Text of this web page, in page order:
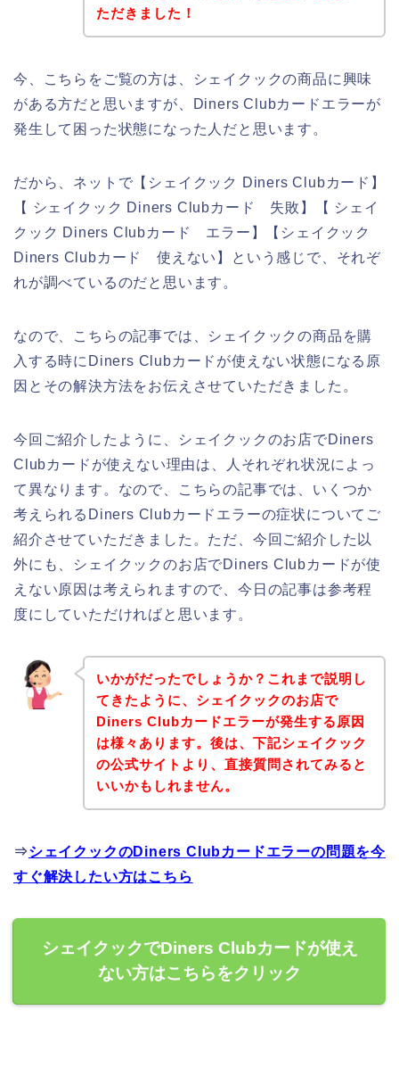
ただきました！
今、こちらをご覧の方は、シェイクックの商品に興味
がある方だと思いますが、Diners Clubカードエラーが
発生して困った状態になった人だと思います。
だから、ネットで【シェイクック Diners Clubカード】
【 シェイクック Diners Clubカード 失敗】【 シェイ
クック Diners Clubカード エラー】【シェイクック
Diners Clubカード 使えない】という感じで、それぞ
れが調べているのだと思います。
なので、こちらの記事では、シェイクックの商品を購
入する時にDiners Clubカードが使えない状態になる原
因とその解決方法をお伝えさせていただきました。
今回ご紹介したように、シェイクックのお店でDiners
Clubカードが使えない理由は、人それぞれ状況によっ
て異なります。なので、こちらの記事では、いくつか
考えられるDiners Clubカードエラーの症状についてご
紹介させていただきました。ただ、今回ご紹介した以
外にも、シェイクックのお店でDiners Clubカードが使
えない原因は考えられますので、今日の記事は参考程
度にしていただければと思います。
いかがだったでしょうか？これまで説明し
てきたように、シェイクックのお店で
Diners Clubカードエラーが発生する原因
は様々あります。後は、下記シェイクック
の公式サイトより、直接質問されてみると
いいかもしれません。
⇒シェイクックのDiners Clubカードエラーの問題を今
すぐ解決したい方はこちら
シェイクックでDiners Clubカードが使え
ない方はこちらをクリック